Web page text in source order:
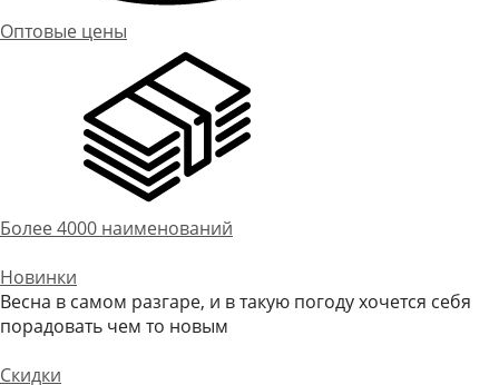
Оптовые цены
Более 4000 наименований
Новинки
Весна в самом разгаре, и в такую погоду хочется себя
порадовать чем то новым
Скидки